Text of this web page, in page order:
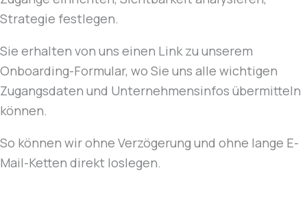
Strategie festlegen.
Sie erhalten von uns einen Link zu unserem
Onboarding-Formular, wo Sie uns alle wichtigen
Zugangsdaten und Unternehmensinfos übermitteln
können.
So können wir ohne Verzögerung und ohne lange E-
Mail-Ketten direkt loslegen.